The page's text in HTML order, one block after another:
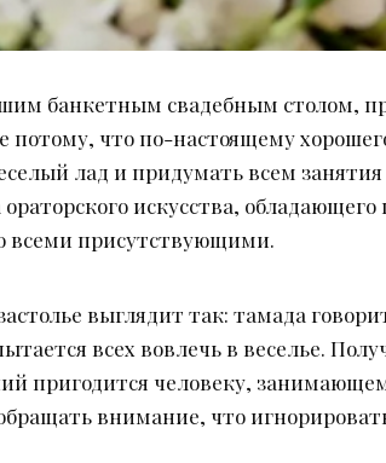
банкетным свадебным столом,
потому, что по-настоящему
лад и придумать всем
ораторского искусства,
всеми присутствующими.
выглядит так: тамада
всех вовлечь в веселье.
пригодится человеку,
внимание, что